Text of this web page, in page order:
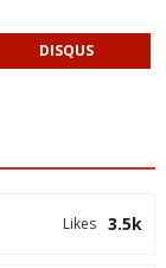
DISQUS
3.5k
Likes